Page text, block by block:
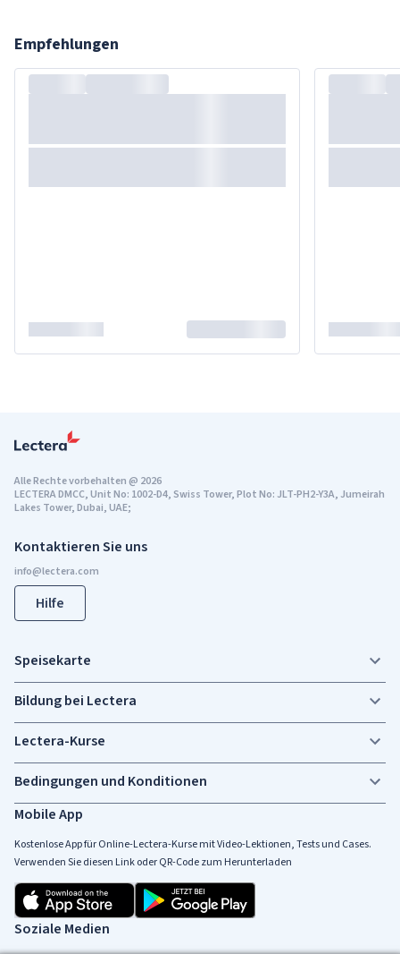
Empfehlungen
Kontaktieren Sie uns
Hilfe
Mobile App
Kostenlose App für Online-Lectera-Kurse mit Video-Lektionen, Tests und Cases.
Verwenden Sie diesen Link oder QR-Code zum Herunterladen
Soziale Medien
Alle Rechte vorbehalten@ 2026
LECTERA DMCC, Unit No: 1002-D4, Swiss Tower, Plot No: JLT-PH2-Y3A, Jumeirah
Lakes Tower, Dubai, UAE;
Speisekarte
Bildung bei Lectera
Lectera-Kurse
Bedingungen und Konditionen